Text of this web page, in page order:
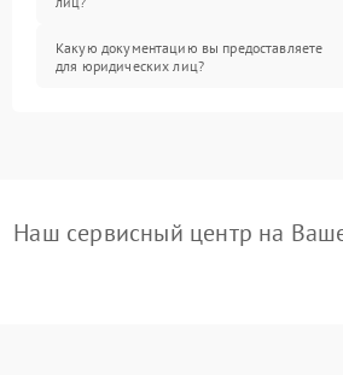
Какую документацию вы предоставляете
для юридических лиц?
Наш сервисный центр на